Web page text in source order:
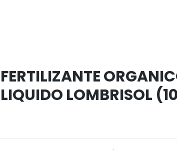
FERTILIZANTE
LIQUIDO LOMBRISOL